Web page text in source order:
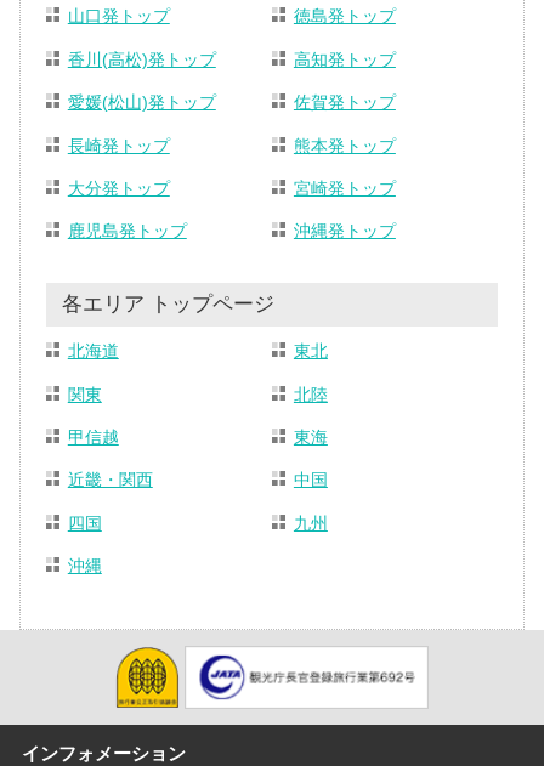
山口発トップ 徳島発トップ
香川(高松)発トップ 高知発トップ
愛媛(松山)発トップ 佐賀発トップ
長崎発トップ 熊本発トップ
大分発トップ 宮崎発トップ
鹿児島発トップ 沖縄発トップ
各エリア トップページ
北海道 東北
関東 北陸
甲信越 東海
近畿・関西 中国
四国 九州
沖縄
インフォメーション